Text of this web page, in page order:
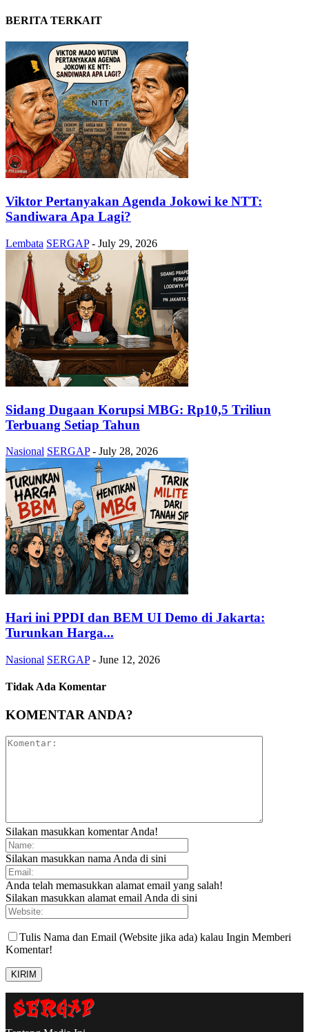
BERITA TERKAIT
Viktor Pertanyakan Agenda Jokowi ke NTT:
Sandiwara Apa Lagi?
Lembata SERGAP - July 29, 2026
Sidang Dugaan Korupsi MBG: Rp10,5 Triliun
Terbuang Setiap Tahun
Nasional SERGAP - July 28, 2026
Hari ini PPDI dan BEM UI Demo di Jakarta:
Turunkan Harga...
Nasional SERGAP - June 12, 2026
Tidak Ada Komentar
KOMENTAR ANDA?
Silakan masukkan komentar Anda!
Silakan masukkan nama Anda di sini
Anda telah memasukkan alamat email yang salah!
Silakan masukkan alamat email Anda di sini
Tulis Nama dan Email (Website jika ada) kalau Ingin Memberi
Komentar!